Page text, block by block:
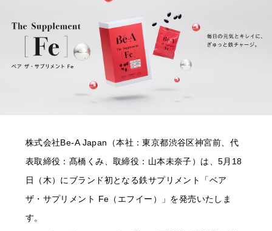
株式会社Be-A Japan（本社：東京都渋谷区神宮前、代
表取締役：髙橋くみ、取締役：山本未奈子）は、5月18
日（木）にブランド初となる鉄サプリメント「ベア
ザ・サプリメント Fe（エフイー）」を発売いたしま
す。